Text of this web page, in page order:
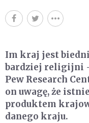
Im kraj jest
bardziej religijni
Pew Research
on uwagę, że
produktem
danego kraju.